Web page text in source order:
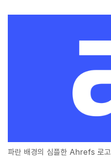
파란 배경의 심플한 Ahrefs 로고